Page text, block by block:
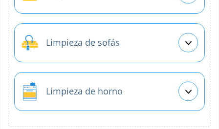
Limpieza de sofás
Limpieza de horno